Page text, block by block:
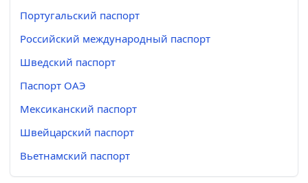
Португальский паспорт
Российский международный паспорт
Шведский паспорт
Паспорт ОАЭ
Мексиканский паспорт
Швейцарский паспорт
Вьетнамский паспорт